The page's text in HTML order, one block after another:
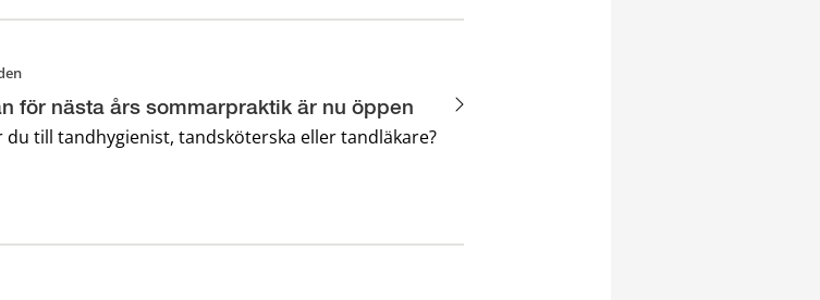
för nästa års sommarpraktik är nu öppen
du till tandhygienist, tandsköterska eller tandläkare?